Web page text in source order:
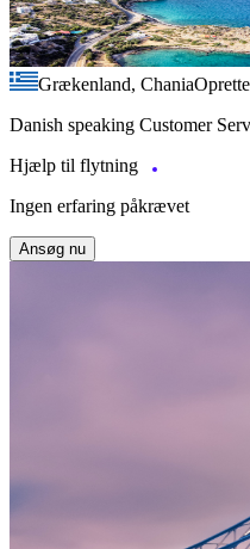
Grækenland, Chania
Danish speaking Customer
Hjælp til flytning
Ingen erfaring påkrævet
Ansøg nu